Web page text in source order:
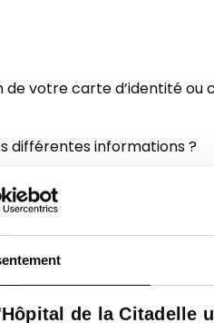
de la Citadelle
de votre carte d’identité
différentes informations ?
vous prenez, avec ou sans
examens
vous fréquentez